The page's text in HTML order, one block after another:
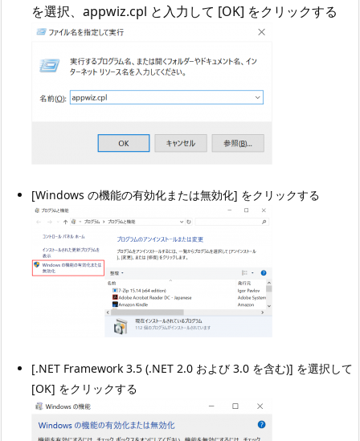
を選択、appwiz.cpl と入力して [OK] をクリックする
[Windows の機能の有効化または無効化] をクリックする
[.NET Framework 3.5 (.NET 2.0 および 3.0 を含む)] を選択して
[OK] をクリックする